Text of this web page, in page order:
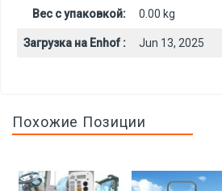
Вес с упаковкой: 0.00 kg
Загрузка на Enhof : Jun 13, 2025
Похожие Позиции